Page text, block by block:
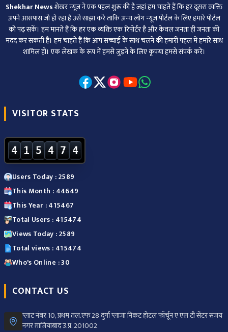
Shekhar Newsशेखर न्‍यूज ने एक पहल शुरू की है जहां हम चाहते हैं कि हर दूसरा व्‍यक्ति
अपने आसपास जो हो रहा है उसे साझा करे ताकि अन्‍य लोग न्‍यूज पोर्टल के लिए हमारे पोर्टल
को पढ़ सकें। हम मानते हैं कि हर एक व्यक्ति एक रिपोर्टर है और केवल जनता ही जनता की
मदद कर सकती है। हम चाहते हैं कि आप सच्चाई के साथ चलने की हमारी पहल में हमारे साथ
शामिल हों। एक लेखक के रूप में हमसे जुड़ने के लिए कृपया हमसे संपर्क करें।
VISITOR STATS
4 1 5 4 7 4
Users Today : 2589
This Month : 44649
This Year : 415467
Total Users : 415474
Views Today : 2589
Total views : 415474
Who's Online : 30
CONTACT US
प्लाट नंबर 10, प्रथम तल.एफ 28 दुर्गा प्लाजा निकट होटल फॉर्चून ए एल टी सेंटर संजय
नगर ग़ाज़ियाबाद उ.प्र. 201002